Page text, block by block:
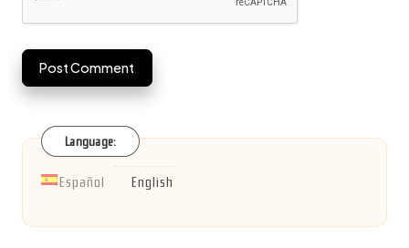
Language:
Español English